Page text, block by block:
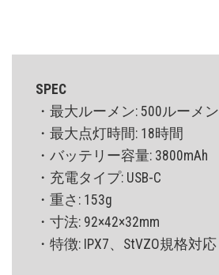
SPEC
・最大ルーメン: 500ルーメン
・最大点灯時間: 18時間
・バッテリー容量: 3800mAh
・充電タイプ: USB-C
・重さ: 153g
・寸法: 92×42×32mm
・特徴: IPX7、StVZO規格対応